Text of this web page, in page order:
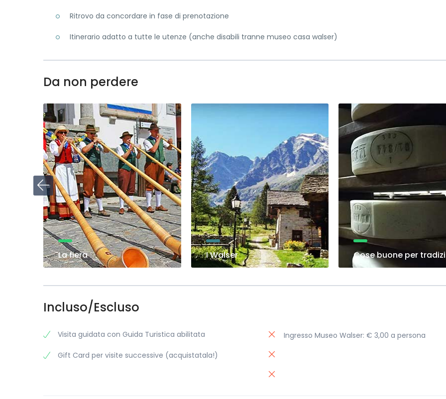
Ritrovo da concordare in fase di prenotazione
Itinerario adatto a tutte le utenze (anche disabili tranne museo casa walser)
Da non perdere
La fiera I Walser Cose buone per
Incluso/Escluso
Visita guidata con Guida Turistica abilitata
Gift Card per visite successive (acquistatala!)
Ingresso Museo Walser: € 3,00 a persona